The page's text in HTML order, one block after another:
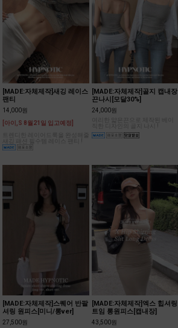
[MADE:자체제작]새깅 레이스
팬티
14,000원
[아이,S 8월21일 입고예정]
새깅 패션 필수템 레이스 팬티 !
[MADE:자체제작]골지 캡내장
끈나시[모달30%]
24,000원
직한 디자인의 골지 나시 !
[MADE:자체제작]스퀘어 반팔
셔링 원피스[미니/롱ver]
27,500원
[MADE:자체제작]엑스 힙셔링
트임 롱원피스[캡내장]
43,500원